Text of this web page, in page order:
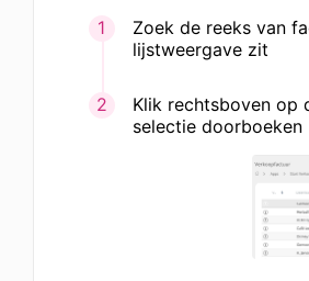
Zoek de reeks van
lijstweergave zit
Klik rechtsboven op
selectie doorboeken